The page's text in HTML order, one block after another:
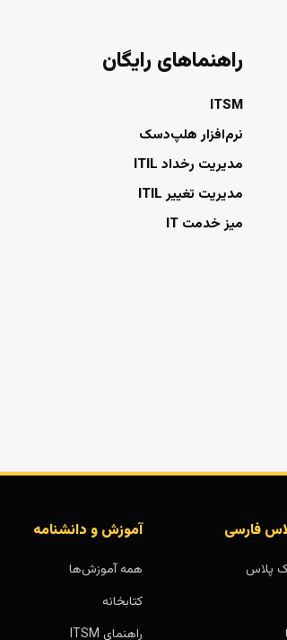
راهنماهای رایگان
ITSM
نرم‌افزار هلپ‌دسک
مدیریت رخداد ITIL
مدیریت تغییر ITIL
میز خدمت IT
فارسی
پلاس
آموزش و دانشنامه
همه آموزش‌ها
کتابخانه
راهنمای ITSM